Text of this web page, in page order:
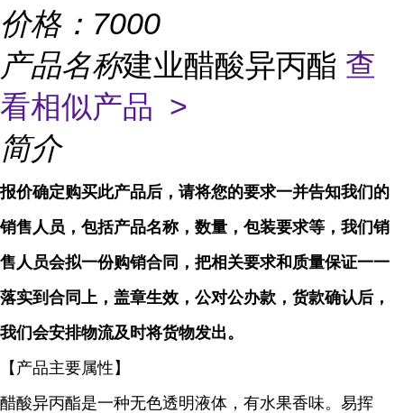
价格： 7000
产品名称建业醋酸异丙酯 查
看相似产品 >
简介
报价确定购买此产品后，请将您的要求一并告知我们的
销售人员，包括产品名称，数量，包装要求等，我们销
售人员会拟一份购销合同，把相关要求和质量保证一一
落实到合同上，盖章生效，公对公办款，货款确认后，
我们会安排物流及时将货物发出。
【产品主要属性】
醋酸异丙酯是一种无色透明液体，有水果香味。易挥